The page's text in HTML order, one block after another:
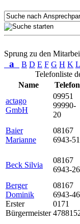
Sprung zu den
a B D E F G H K L
Telefonliste
Name
Telefon
actago
GmbH
09951
99990-
20
Baier
Marianne
08167
6943-51
Beck Silvia
08167
6943-26
Berger
Dominik
Erster
Bürgermeister
08167
6943-46
0171